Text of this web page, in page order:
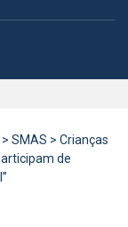
> SMAS > Crianças
de